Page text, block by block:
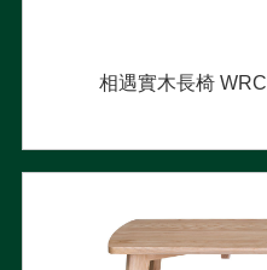
相遇實木長椅